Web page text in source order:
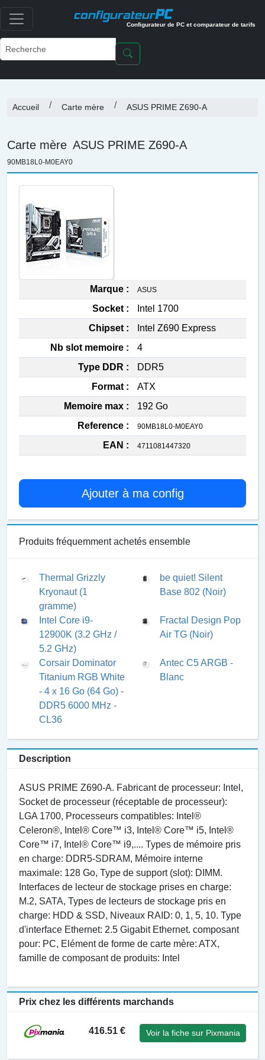
configurateurPC
Configurateur de PC et comparateur de tarifs
Accueil Carte mère ASUS PRIME Z690-A
Carte mère ASUS PRIME Z690-A
90MB18L0-M0EAY0
Marque : ASUS
Socket :
Intel 1700
Chipset :
Intel Z690 Express
Nb slot memoire :
4
Type DDR :
DDR5
Format :
ATX
Memoire max :
192 Go
Reference :
90MB18L0-M0EAY0
EAN : 4711081447320
Ajouter à ma config
Produits fréquemment achetés ensemble
Thermal Grizzly
Kryonaut (1
gramme)
be quiet! Silent
Base 802 (Noir)
Intel Core i9-
12900K (3.2 GHz /
5.2 GHz)
Fractal Design Pop
Air TG (Noir)
Corsair Dominator
Titanium RGB White
- 4 x 16 Go (64 Go) -
DDR5 6000 MHz -
CL36
Antec C5 ARGB -
Blanc
Description
ASUS PRIME Z690-A. Fabricant de processeur: Intel,
Socket de processeur (réceptable de processeur):
LGA 1700, Processeurs compatibles: Intel®
Celeron®, Intel® Core™ i3, Intel® Core™ i5, Intel®
Core™ i7, Intel® Core™ i9,.... Types de mémoire pris
en charge: DDR5-SDRAM, Mémoire interne
maximale: 128 Go, Type de support (slot): DIMM.
Interfaces de lecteur de stockage prises en charge:
M.2, SATA, Types de lecteurs de stockage pris en
charge: HDD & SSD, Niveaux RAID: 0, 1, 5, 10. Type
d'interface Ethernet: 2.5 Gigabit Ethernet. composant
pour: PC, Elément de forme de carte mère: ATX,
famille de composant de produits: Intel
Prix chez les différents marchands
416.51 € Voir la fiche sur Pixmania